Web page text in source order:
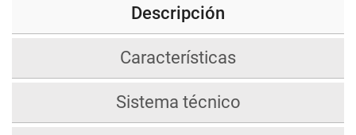
Descripción
Características
Sistema técnico